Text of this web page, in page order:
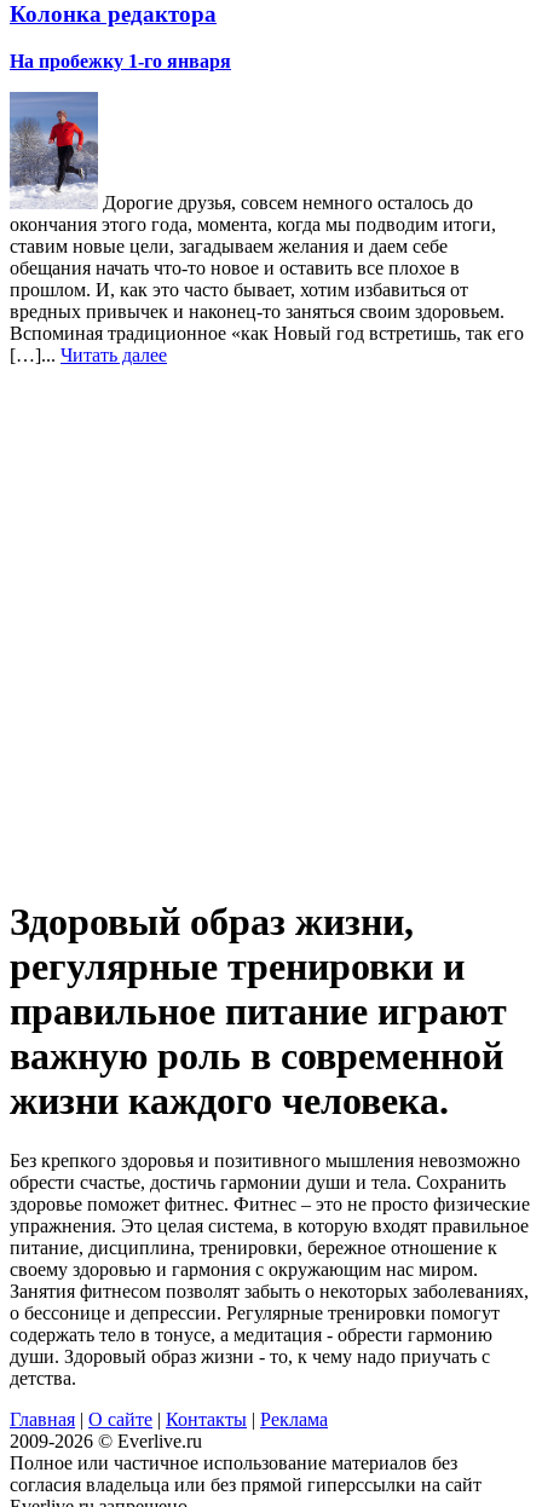
Колонка редактора
На пробежку 1-го января
Дорогие друзья, совсем немного осталось до
окончания этого года, момента, когда мы подводим итоги,
ставим новые цели, загадываем желания и даем себе
обещания начать что-то новое и оставить все плохое в
прошлом. И, как это часто бывает, хотим избавиться от
вредных привычек и наконец-то заняться своим здоровьем.
Вспоминая традиционное «как Новый год встретишь, так его
[…]... Читать далее
Здоровый образ жизни,
регулярные тренировки и
правильное питание играют
важную роль в современной
жизни каждого человека.
Без крепкого здоровья и позитивного мышления невозможно
обрести счастье, достичь гармонии души и тела. Сохранить
здоровье поможет фитнес. Фитнес – это не просто физические
упражнения. Это целая система, в которую входят правильное
питание, дисциплина, тренировки, бережное отношение к
своему здоровью и гармония с окружающим нас миром.
Занятия фитнесом позволят забыть о некоторых заболеваниях,
о бессонице и депрессии. Регулярные тренировки помогут
содержать тело в тонусе, а медитация - обрести гармонию
души. Здоровый образ жизни - то, к чему надо приучать с
детства.
Главная | О сайте | Контакты | Реклама
2009-2026 © Everlive.ru
Полное или частичное использование материалов без
согласия владельца или без прямой гиперссылки на сайт